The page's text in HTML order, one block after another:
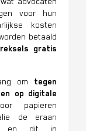
voor hun
kosten
betaald
gratis
om tegen
op digitale
papieren
de eraan
en dit in